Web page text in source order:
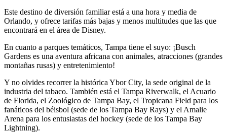
Este destino de diversión familiar está a una hora y media de
Orlando, y ofrece tarifas más bajas y menos multitudes que las que
encontrará en el área de Disney.
En cuanto a parques temáticos, Tampa tiene el suyo: ¡Busch
Gardens es una aventura africana con animales, atracciones (grandes
montañas rusas) y entretenimiento!
Y no olvides recorrer la histórica Ybor City, la sede original de la
industria del tabaco. También está el Tampa Riverwalk, el Acuario
de Florida, el Zoológico de Tampa Bay, el Tropicana Field para los
fanáticos del béisbol (sede de los Tampa Bay Rays) y el Amalie
Arena para los entusiastas del hockey (sede de los Tampa Bay
Lightning).